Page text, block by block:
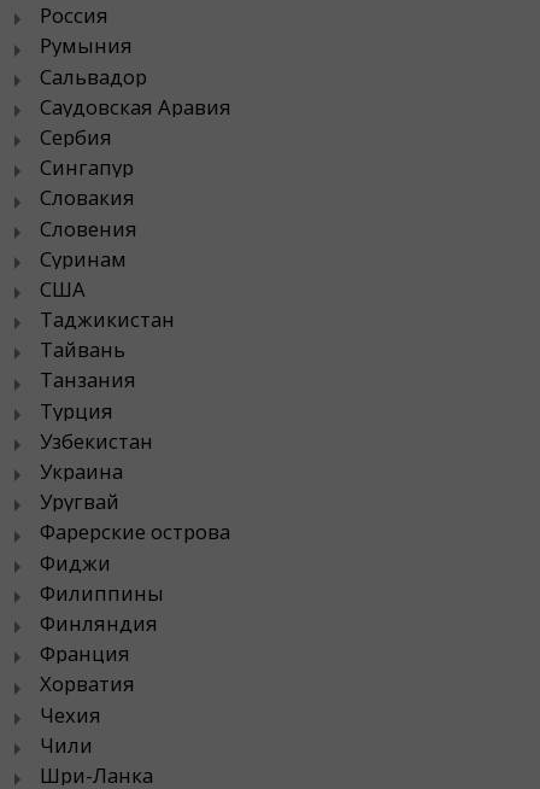
Россия
Румыния
Сальвадор
Саудовская Аравия
Сербия
Сингапур
Словакия
Словения
Суринам
США
Таджикистан
Тайвань
Танзания
Турция
Узбекистан
Украина
Уругвай
Фарерские острова
Фиджи
Филиппины
Финляндия
Франция
Хорватия
Чехия
Чили
Шри-Ланка